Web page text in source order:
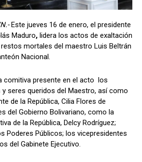
Este jueves 16 de enero, el presidente
Maduro, lidera los actos de exaltación
mortales del maestro Luis Beltrán
Nacional.
comitiva presente en el acto los
seres queridos del Maestro, así como
de la República, Cilia Flores de
del Gobierno Bolivariano, como la
de la República, Delcy Rodríguez;
Poderes Públicos; los vicepresidentes
del Gabinete Ejecutivo.